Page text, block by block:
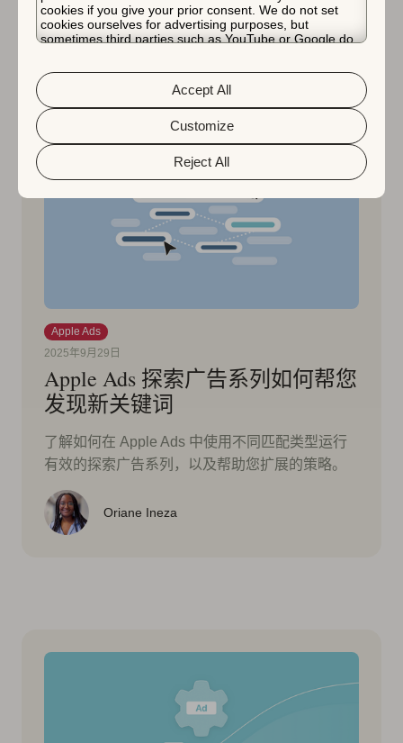
cookies if you give your prior consent. We do not set
cookies ourselves for advertising purposes, but
sometimes third parties such as YouTube or Google do.
about the protection of your personal data and the
different cookies we use, please read our
&Privacy Policy. You can customize your cookie settings
and preferences by clicking the “Customize” button.
Reject All
Customize
Accept All
Jane Jin Pak
Apple Ads
2025年9月29日
Apple Ads 探索广告系列如何帮您
发现新关键词
了解如何在 Apple Ads 中使用不同匹配类型运行
有效的探索广告系列，以及帮助您扩展的策略。
Oriane Ineza